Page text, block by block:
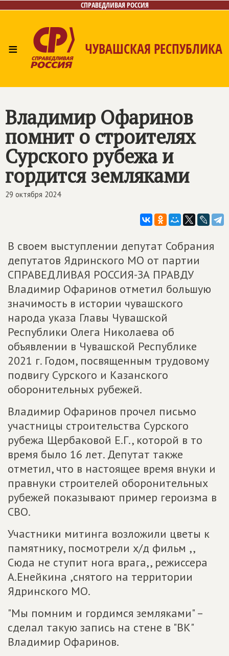
СПРАВЕДЛИВАЯ РОССИЯ
≡ ЧУВАШСКАЯ РЕСПУБЛИКА
Контакты
Владимир Офаринов
помнит о строителях
Сурского рубежа и
гордится земляками
29 октября 2024
В своем выступлении депутат Собрания
депутатов Ядринского МО от партии
СПРАВЕДЛИВАЯ РОССИЯ-ЗА ПРАВДУ
Владимир Офаринов отметил большую
значимость в истории чувашского
народа указа Главы Чувашской
Республики Олега Николаева об
объявлении в Чувашской Республике
2021 г. Годом, посвященным трудовому
подвигу Сурского и Казанского
оборонительных рубежей.
Владимир Офаринов прочел письмо
участницы строительства Сурского
рубежа Щербаковой Е.Г., которой в то
время было 16 лет. Депутат также
отметил, что в настоящее время внуки и
правнуки строителей оборонительных
рубежей показывают пример героизма в
СВО.
Участники митинга возложили цветы к
памятнику, посмотрели х/д фильм ,,
Сюда не ступит нога врага,, режиссера
А.Енейкина ,снятого на территории
Ядринского МО.
"Мы помним и гордимся земляками" –
сделал такую запись на стене в "ВК"
Владимир Офаринов.